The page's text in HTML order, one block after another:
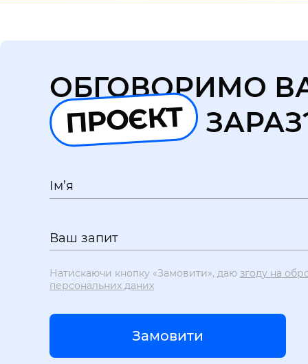
ОБГОВОРИМО
ПРОЄКТ
Ім’я
Ваш запит
Натискаючи кнопку «Замовити», даю згоду на
персональних даних
Замовити